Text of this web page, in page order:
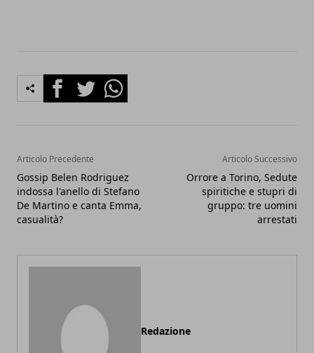
FacebookTwitterWhatsapp
Articolo Precedente
Gossip Belen Rodriguez
indossa l'anello di Stefano
De Martino e canta Emma,
casualità?
Articolo Successivo
Orrore a Torino, Sedute
spiritiche e stupri di
gruppo: tre uomini
arrestati
Redazione